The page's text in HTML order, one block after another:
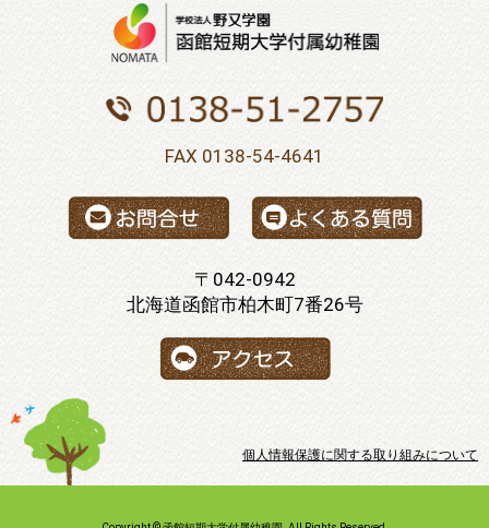
FAX 0138-54-4641
〒042-0942
北海道函館市柏木町7番26号
個人情報保護に関する取り組みについて